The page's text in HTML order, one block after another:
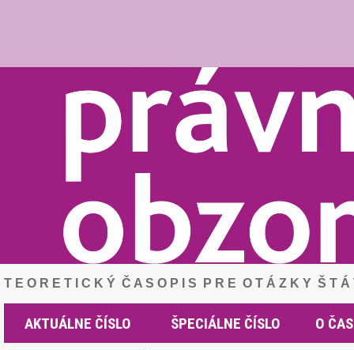
T E O R E T I C K Ý Č A S O P I S P R E O T Á Z K Y Š T
AKTUÁLNE ČÍSLO ŠPECIÁLNE ČÍSLO O